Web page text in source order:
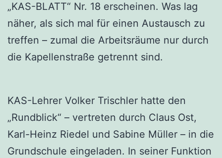
„KAS-BLATT“ Nr. 18 erscheinen. Was lag
näher, als sich mal für einen Austausch zu
treffen – zumal die Arbeitsräume nur durch
die Kapellenstraße getrennt sind.
KAS-Lehrer Volker Trischler hatte den
„Rundblick“ – vertreten durch Claus Ost,
Karl-Heinz Riedel und Sabine Müller – in die
Grundschule eingeladen. In seiner Funktion